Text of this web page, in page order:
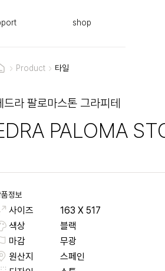
shop
Product 타일
드라 팔로마스톤 그라피테
PALOMA
정보
사이즈 163 X517
색상
블랙
마감
무광
원산지
스페인